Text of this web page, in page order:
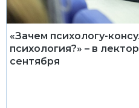
«Зачем психологу-
психология?» – в
сентября